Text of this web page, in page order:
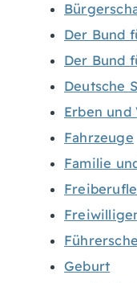
Der Bund
Der Bund
Deutsche
Erben und
Fahrzeuge
Familie
Geburt